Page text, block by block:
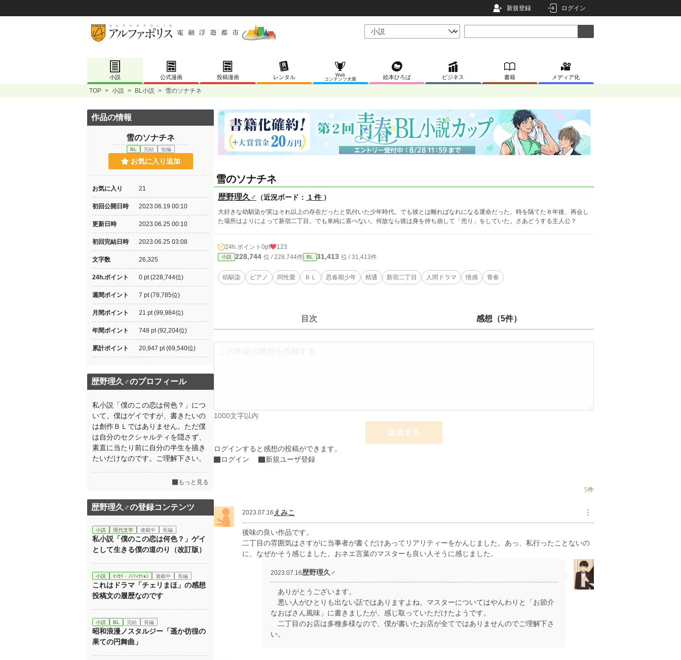
新規登録 ログイン
小説 公式漫画 投稿漫画 レンタル
Web
コンテンツ大賞
絵本ひろば ビジネス 書籍 メディア化
TOP > 小説 > BL小説 > 雪のソナチネ
雪のソナチネ
歴野理久♂ （近況ボード： 1 件 ）
大好きな幼馴染が実はそれ以上の存在だったと気付いた少年時代。でも彼とは離ればなれになる運命だった。時を隔てた８年後、再会し
た場所はよりによって新宿二丁目。でも単純に喜べない。何故なら彼は身を持ち崩して「売り」をしていた。さあどうする主人公？
24h.ポイント 0pt 123
小説 228,744 位 / 228,744件 BL 31,413 位 / 31,413件
幼馴染 ピアノ 同性愛 ＢＬ 思春期少年 精通 新宿二丁目 人間ドラマ 情感 青春
目次 感想（5件）
1000文字以内
送信する
ログインすると感想の投稿ができます。
ログイン
新規ユーザ登録
5件
2023.07.16 えみこ ︙
後味の良い作品です。
二丁目の雰囲気はさすがに当事者が書くだけあってリアリティーをかんじました。あっ、私行ったことないの
に、なぜかそう感じました。おネエ言葉のマスターも良い人そうに感じました。
2023.07.16歴野理久♂
ありがとうございます。
悪い人がひとりも出ない話ではありますよね。マスターについてはやんわりと「お節介
なおばさん風味」に書きましたが、感じ取っていただけたようです。
二丁目のお店は多種多様なので、僕が書いたお店が全てではありませんのでご理解下さ
い。
作品の情報
雪のソナチネ
BL 完結 短編
お気に入り追加
お気に入り 21
初回公開日時 2023.06.19 00:10
更新日時 2023.06.25 00:10
初回完結日時 2023.06.25 03:08
文字数 26,325
24h.ポイント 0 pt (228,744位)
週間ポイント 7 pt (78,785位)
月間ポイント 21 pt (99,984位)
年間ポイント 748 pt (92,204位)
累計ポイント 20,947 pt (69,540位)
歴野理久♂のプロフィール
私小説「僕のこの恋は何色？」につ
いて。僕はゲイですが、書きたいの
は創作ＢＬではありません。ただ僕
は自分のセクシャルティを隠さず、
素直に当たり前に自分の半生を描き
たいだけなのです。ご理解下さい。
もっと見る
歴野理久♂の登録コンテンツ
小説 現代文学 連載中 長編
私小説「僕のこの恋は何色？」ゲイ
として生きる僕の道のり（改訂版）
小説 ｴｯｾｲ・ﾉﾝﾌｨｸｼｮﾝ 連載中 長編
これはドラマ「チェリまほ」の感想
投稿文の履歴なのです
小説 BL 完結 長編
昭和浪漫ノスタルジー「遥か彷徨の
果ての円舞曲」